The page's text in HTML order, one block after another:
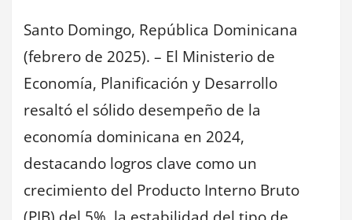
Santo Domingo, República Dominicana
(febrero de 2025). – El Ministerio de
Economía, Planificación y Desarrollo
resaltó el sólido desempeño de la
economía dominicana en 2024,
destacando logros clave como un
crecimiento del Producto Interno Bruto